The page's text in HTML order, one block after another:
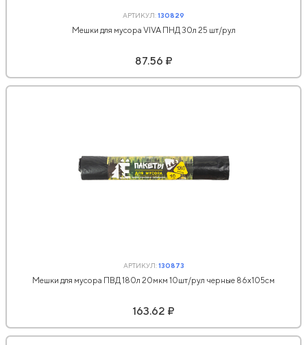
АРТИКУЛ:130829
Мешки для мусора VIVA ПНД 30л 25 шт/рул
87.56 ₽
АРТИКУЛ:130873
Мешки для мусора ПВД 180л 20мкм 10шт/рул черные 86x105см
163.62 ₽